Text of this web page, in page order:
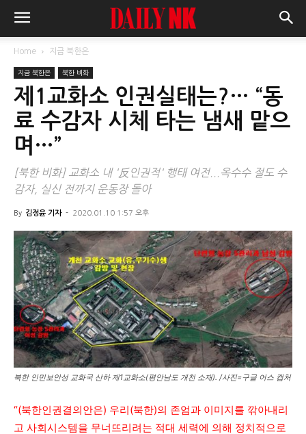
Home 지금 북한은
지금 북한은 북한 비화
제1교화소 인권실태는?… “동
료 수감자 시체 타는 냄새 맡으
며…”
[북한 비화] 교화소 내 '反인권적' 행태 여전...옥수수 절도 수
감자, 실신 전까지 운동장 돌아
By 김정윤 기자 - 2020.01.10 1:57 오후
북한 인민보안성 교화국 산하 제1교화소(평안남도 개천 소재). /사진=구글 어스 캡처
“(북한인권결의안은) 우리(북한)의 존엄과 이미지를 깎아내리
고 사회시스템을 무너뜨리려는 적대 세력에 의해 정치적으로